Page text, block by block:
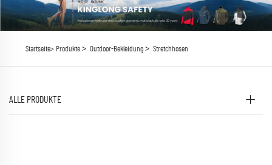
Startseite> Produkte> Outdoor-Bekleidung> Stretchhosen
ALLE PRODUKTE